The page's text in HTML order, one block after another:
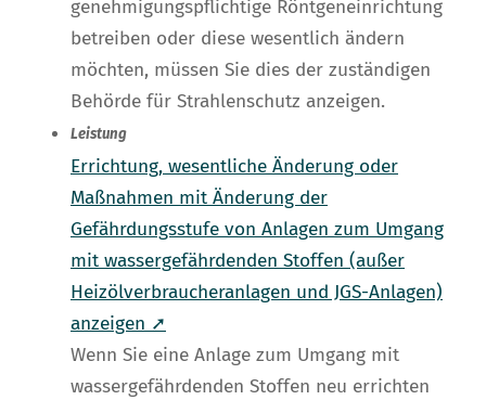
genehmigungspflichtige Röntgeneinrichtung
betreiben oder diese wesentlich ändern
möchten, müssen Sie dies der zuständigen
Behörde für Strahlenschutz anzeigen.
Leistung
Errichtung, wesentliche Änderung oder
Maßnahmen mit Änderung der
Gefährdungsstufe von Anlagen zum Umgang
mit wassergefährdenden Stoffen (außer
Heizölverbraucheranlagen und JGS-Anlagen)
anzeigen ➚
Wenn Sie eine Anlage zum Umgang mit
wassergefährdenden Stoffen neu errichten